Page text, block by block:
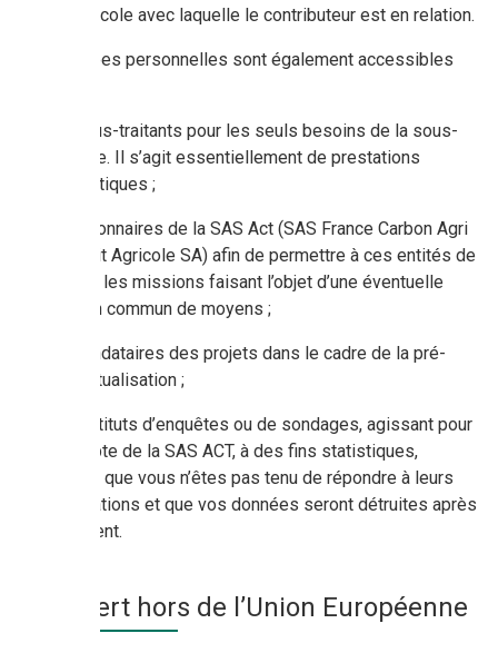
Crédit Agricole avec laquelle le contributeur est en relation.
Vos données personnelles sont également accessibles
nos sous-traitants pour les seuls besoins de la sous-
traitance. Il s’agit essentiellement de prestations
informatiques ;
les actionnaires de la SAS Act (SAS France Carbon Agri
et Crédit Agricole SA) afin de permettre à ces entités de
réaliser les missions faisant l’objet d’une éventuelle
mise en commun de moyens ;
les mandataires des projets dans le cadre de la pré-
contractualisation ;
des instituts d’enquêtes ou de sondages, agissant pour
le compte de la SAS ACT, à des fins statistiques,
sachant que vous n’êtes pas tenu de répondre à leurs
sollicitations et que vos données seront détruites après
traitement.
Transfert hors de l’Union Européenne